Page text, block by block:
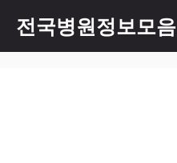
츠
전국병원정보모음